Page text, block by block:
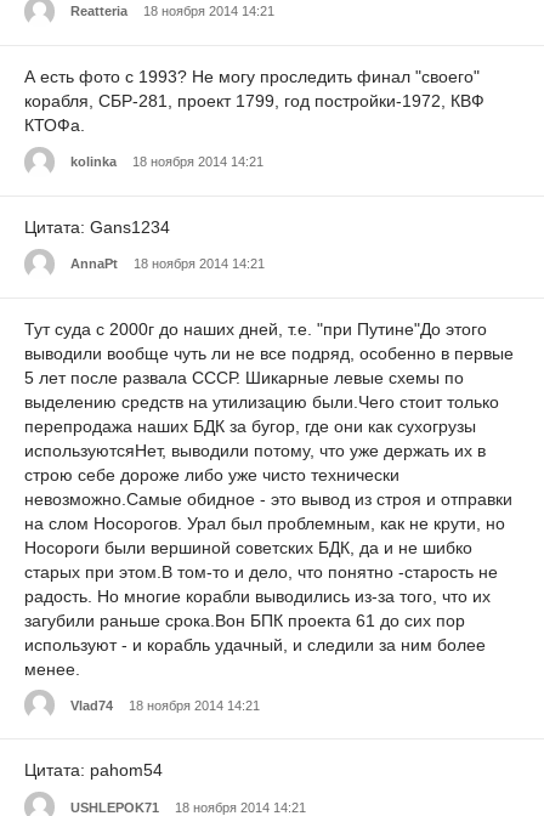
Reatteria 18 ноября 2014 14:21
А есть фото с 1993? Не могу проследить финал "своего"
корабля, СБР-281, проект 1799, год постройки-1972, КВФ
КТОФа.
kolinka 18 ноября 2014 14:21
Цитата: Gans1234
АnnaPt 18 ноября 2014 14:21
Тут суда с 2000г до наших дней, т.е. "при Путине"До этого
выводили вообще чуть ли не все подряд, особенно в первые
5 лет после развала СССР. Шикарные левые схемы по
выделению средств на утилизацию были.Чего стоит только
перепродажа наших БДК за бугор, где они как сухогрузы
используютсяНет, выводили потому, что уже держать их в
строю себе дороже либо уже чисто технически
невозможно.Самые обидное - это вывод из строя и отправки
на слом Носорогов. Урал был проблемным, как не крути, но
Носороги были вершиной советских БДК, да и не шибко
старых при этом.В том-то и дело, что понятно -старость не
радость. Но многие корабли выводились из-за того, что их
загубили раньше срока.Вон БПК проекта 61 до сих пор
используют - и корабль удачный, и следили за ним более
менее.
Vlad74 18 ноября 2014 14:21
Цитата: pahom54
USHLEPOK71 18 ноября 2014 14:21